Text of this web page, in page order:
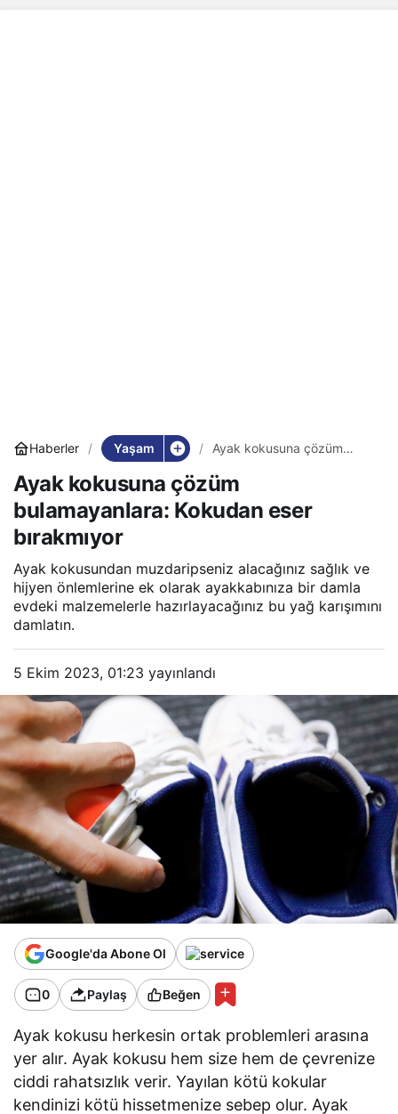
Haberler Yaşam
Ayak kokusuna çözüm
eser bırakmıyor
Ayak kokusuna çözüm
bulamayanlara: Kokudan eser
bırakmıyor
Ayak kokusundan muzdaripseniz alacağınız sağlık ve
hijyen önlemlerine ek olarak ayakkabınıza bir damla
evdeki malzemelerle hazırlayacağınız bu yağ karışımını
damlatın.
5 Ekim 2023, 01:23 yayınlandı
Google'da Abone Ol
0 Paylaş Beğen
Ayak kokusu herkesin ortak problemleri arasına
yer alır. Ayak kokusu hem size hem de çevrenize
ciddi rahatsızlık verir. Yayılan kötü kokular
kendinizi kötü hissetmenize sebep olur. Ayak